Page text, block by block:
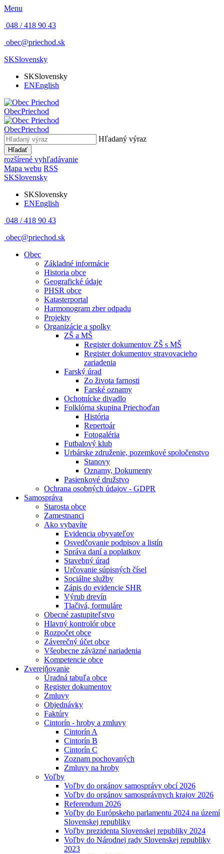
Menu
048 / 418 90 43
obec@priechod.sk
SKSlovensky
SKSlovensky
ENEnglish
ObecPriechod
ObecPriechod
Hľadaný výraz
Hľadať
rozšírené vyhľadávanie
Mapa webu RSS
SKSlovensky
SKSlovensky
ENEnglish
048 / 418 90 43
obec@priechod.sk
Obec
Základné informácie
Historia obce
Geografické údaje
PHSR obce
Katasterportal
Harmonogram zber odpadu
Projekty
Organizácie a spolky
ZŠ a MŠ
Register dokumentov ZŠ s MŠ
Register dokumentov stravovacieho
zariadenia
Farský úrad
Zo života farnosti
Farské oznamy
Ochotnícke divadlo
Folklórna skupina Priechoďan
História
Repertoár
Fotogaléria
Futbalový klub
Urbárske združenie, pozemkové spoločenstvo
Stanovy
Oznamy, Dokumenty
Pasienkové družstvo
Ochrana osobných údajov - GDPR
Samospráva
Starosta obce
Zamestnanci
Ako vybavíte
Evidencia obyvateľov
Osvedčovanie podpisov a listín
Správa daní a poplatkov
Stavebný úrad
Určovanie súpisných čísel
Sociálne služby
Zápis do evidencie SHR
Výrub drevín
Tlačivá, formuláre
Obecné zastupiteľstvo
Hlavný kontrolór obce
Rozpočet obce
Záverečný účet obce
Všeobecne záväzné nariadenia
Kompetencie obce
Zverejňovanie
Úradná tabuľa obce
Register dokumentov
Zmluvy
Objednávky
Faktúry
Cintorín - hroby a zmluvy
Cintorín A
Cintorín B
Cintorín C
Zoznam pochovaných
Zmluvy na hroby
Voľby
Voľby do orgánov samosprávy obcí 2026
Voľby do orgánov samosprávnych krajov 2026
Referendum 2026
Voľby do Európskeho parlamentu 2024 na území
Slovenskej republiky
Voľby prezidenta Slovenskej republiky 2024
Voľby do Národnej rady Slovenskej republiky
2023